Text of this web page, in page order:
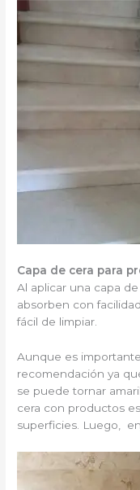
Capa de cera para
Al aplicar una capa
absorben con
fácil de limpiar.
Aunque es
recomendación ya
se puede tornar
cera con productos
superficies. Luego,